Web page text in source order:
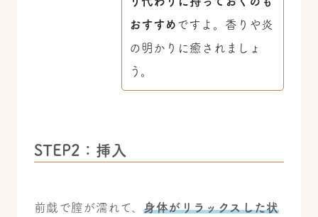
おすすめ ですよ。香りや炎
の明かりに癒されましょ
う。
STEP2：挿入
前戯で膣が濡れて、身体がリラックスした状